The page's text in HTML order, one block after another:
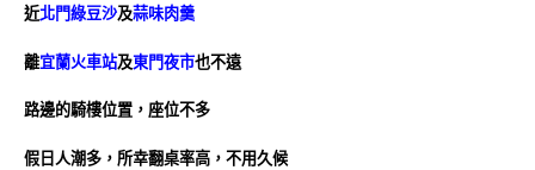
近北門綠豆沙及蒜味肉羹
離宜蘭火車站及東門夜市也不遠
路邊的騎樓位置，座位不多
假日人潮多，所幸翻桌率高，不用久候